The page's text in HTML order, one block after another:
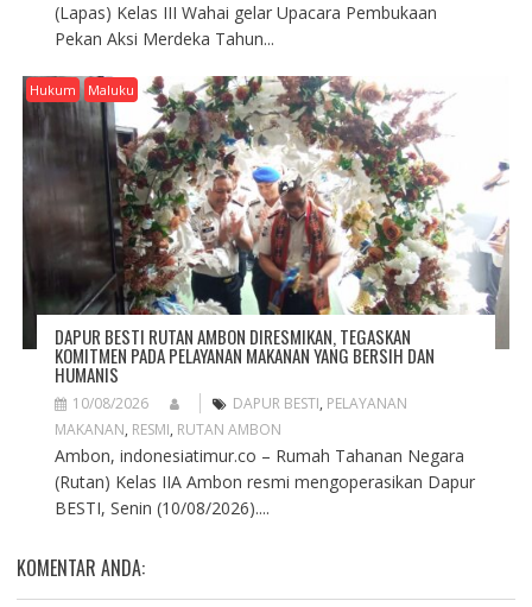
(Lapas) Kelas III Wahai gelar Upacara Pembukaan
Pekan Aksi Merdeka Tahun...
Hukum Maluku
DAPUR BESTI RUTAN AMBON DIRESMIKAN, TEGASKAN
KOMITMEN PADA PELAYANAN MAKANAN YANG BERSIH DAN
HUMANIS
10/08/2026 DAPUR BESTI, PELAYANAN
MAKANAN, RESMI, RUTAN AMBON
Ambon, indonesiatimur.co – Rumah Tahanan Negara
(Rutan) Kelas IIA Ambon resmi mengoperasikan Dapur
BESTI, Senin (10/08/2026)....
KOMENTAR ANDA: